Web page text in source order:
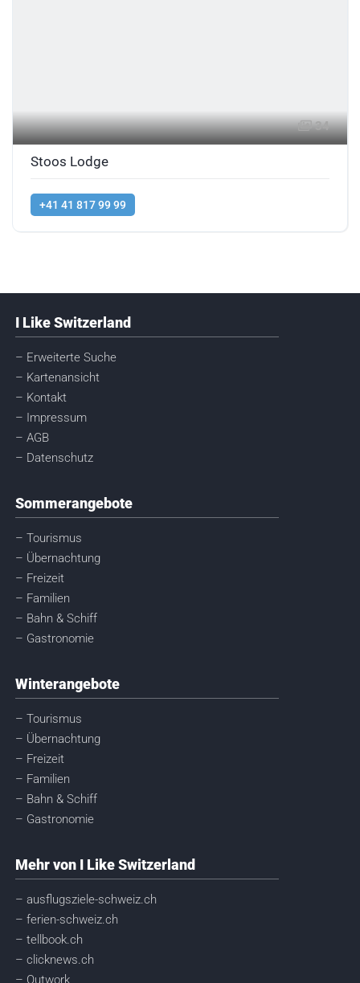
34
Stoos Lodge
+41 41 817 99 99
I Like Switzerland
– Erweiterte Suche
– Kartenansicht
– Kontakt
– Impressum
– AGB
– Datenschutz
Sommerangebote
– Tourismus
– Übernachtung
– Freizeit
– Familien
– Bahn & Schiff
– Gastronomie
Winterangebote
– Tourismus
– Übernachtung
– Freizeit
– Familien
– Bahn & Schiff
– Gastronomie
Mehr von I Like Switzerland
– ausflugsziele-schweiz.ch
– ferien-schweiz.ch
– tellbook.ch
– clicknews.ch
– Outwork